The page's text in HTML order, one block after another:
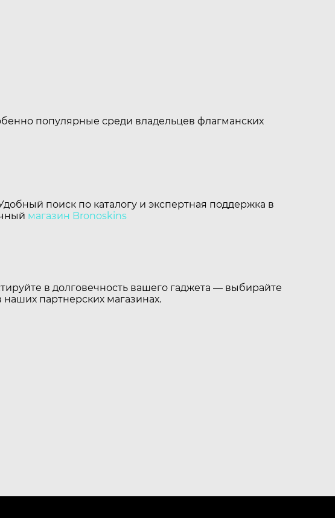
популярные среди владельцев флагманских
поиск по каталогу и экспертная поддержка в
магазин Bronoskins
в долговечность вашего гаджета — выбирайте
партнерских магазинах.